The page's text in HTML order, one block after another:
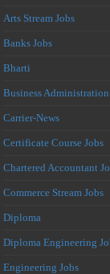
Arts Stream Jobs
Banks Jobs
Bharti
Business Administration
Carrier-News
Certificate Course Jobs
Chartered Accountant
Commerce Stream Jobs
Diploma
Diploma Engineering
Engineering Jobs